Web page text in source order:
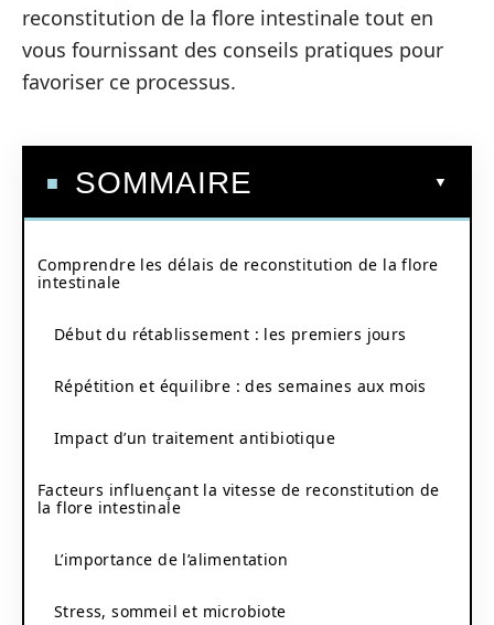
reconstitution de la flore intestinale tout en
vous fournissant des conseils pratiques pour
favoriser ce processus.
SOMMAIRE
Comprendre les délais de reconstitution de la flore
intestinale
Début du rétablissement : les premiers jours
Répétition et équilibre : des semaines aux mois
Impact d’un traitement antibiotique
Facteurs influençant la vitesse de reconstitution de
la flore intestinale
L’importance de l’alimentation
Stress, sommeil et microbiote